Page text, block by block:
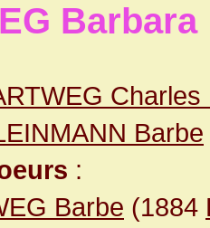
Barbara
Charles
Barbe
:
Barbe (1884